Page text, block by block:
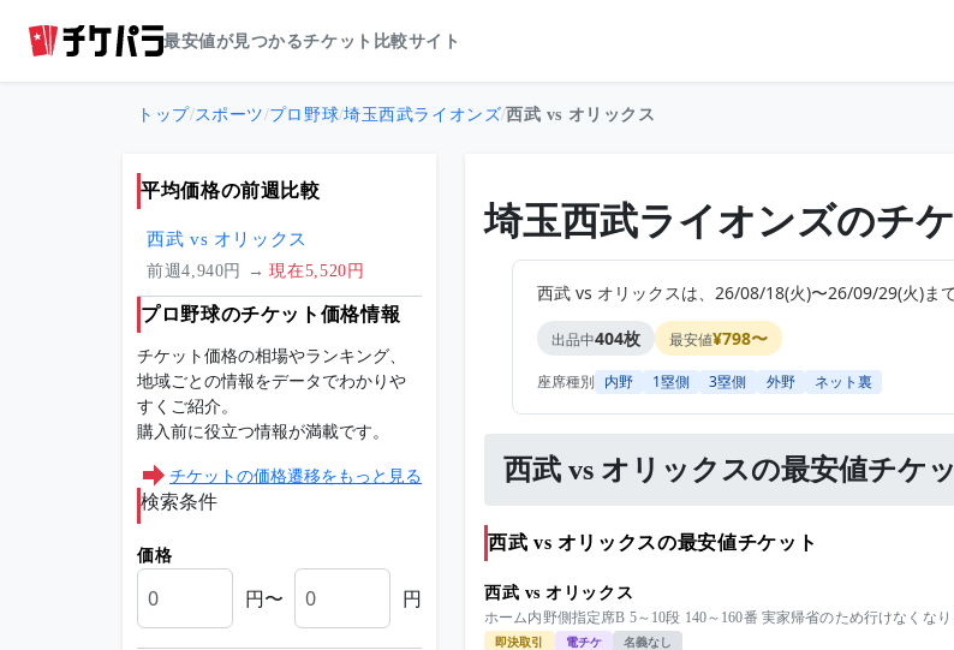
最安値が見つかるチケット比較サイト
トップ/スポーツ/プロ野球/埼玉西武ライオンズ/西武 vs オリックス
埼玉西武ライオンズのチ
西武 vs オリックスは、26/08/18(火)〜26/09/29(火)ま
出品中404枚 最安値¥798〜
座席種別 内野 1塁側 3塁側 外野 ネット裏
西武 vs オリックスの最安値チケ
西武 vs オリックスの最安値チケット
西武 vs オリックス
ホーム内野側指定席B 5～10段 140～160番 実家帰省のため行けなくな
即決取引 電チケ 名義なし
平均価格の前週比較
西武 vs オリックス
前週4,940円 → 現在5,520円
プロ野球のチケット価格情報
チケット価格の相場やランキング、
地域ごとの情報をデータでわかりや
すくご紹介。
購入前に役立つ情報が満載です。
チケットの価格遷移をもっと見る
検索条件
価格
円〜 円